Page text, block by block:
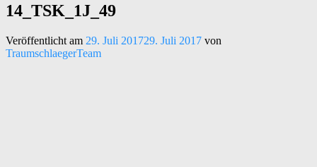
Traumschläger Kollektiv e.V.
Kunst – Kultur – Musik
14_TSK_1J_49
Veröffentlicht am 29. Juli 201729. Juli 2017 von
TraumschlaegerTeam